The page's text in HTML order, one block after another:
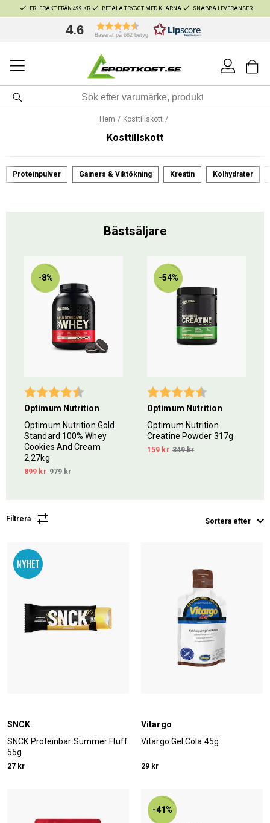
FRI FRAKT FRÅN 499 KR BETALA TRYGGT MED KLARNA SNABBA LEVERANSER
4.6 Baserat på 682 betyg
Hem Kosttillskott
Kosttillskott
Proteinpulver Gainers & Viktökning Kreatin Kolhydrater
Bästsäljare
stjärnor
-8%
Betyg: 4.1 utav 5 stjärnor
Optimum Nutrition
Optimum Nutrition Gold
Standard 100% Whey
Cookies And Cream
2,27kg
899 kr 979 kr
-54%
Betyg:
Optimum Nutrition
Optimum Nutrition
Creatine Powder 317g
159 kr 349 kr
Filtrera Sortera efter
SNCK
SNCK Proteinbar Summer Fluff
55g
27 kr
Vitargo
Vitargo Gel Cola 45g
29 kr
-41%